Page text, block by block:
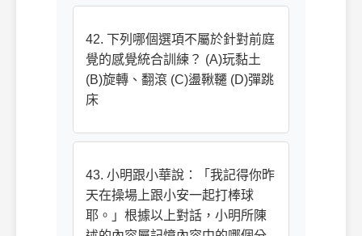
42. 下列哪個選項不屬於針對前庭
覺的感覺統合訓練？ (A)玩黏土
(B)旋轉、翻滾 (C)盪鞦韆 (D)彈跳
床
43. 小明跟小華說：「我記得你昨
天在操場上跟小安一起打棒球
耶。」根據以上對話，小明所陳